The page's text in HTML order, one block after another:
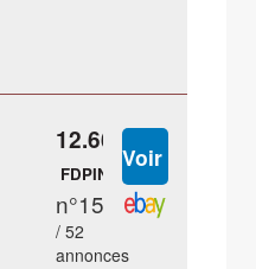
12.66 €
FDPIN
n°15
/ 52
annonces